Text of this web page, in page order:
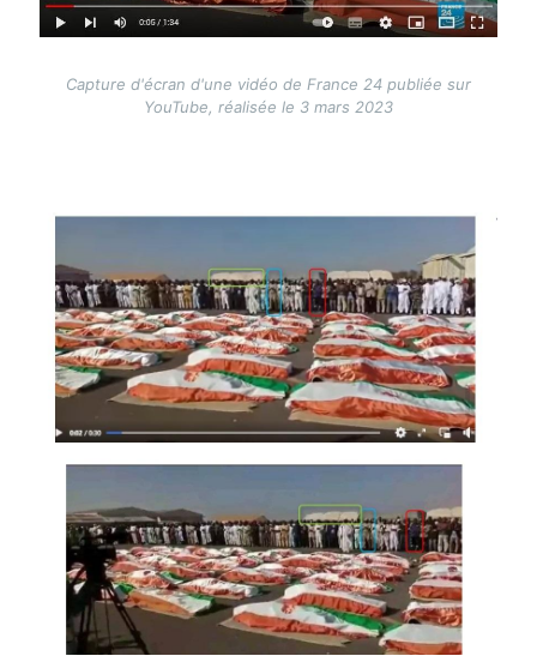
Capture d'écran d'une vidéo de France 24 publiée sur
YouTube, réalisée le 3 mars 2023